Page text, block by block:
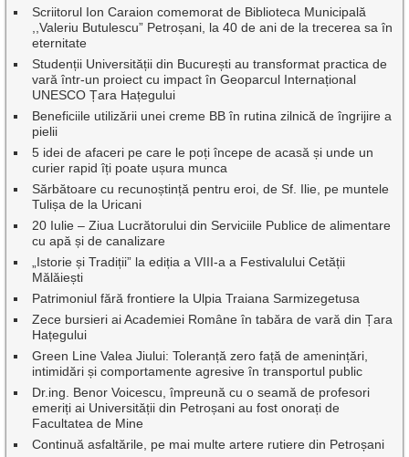
Scriitorul Ion Caraion comemorat de Biblioteca Municipală
,,Valeriu Butulescu” Petroșani, la 40 de ani de la trecerea sa în
eternitate
Studenții Universității din București au transformat practica de
vară într-un proiect cu impact în Geoparcul Internațional
UNESCO Țara Hațegului
Beneficiile utilizării unei creme BB în rutina zilnică de îngrijire a
pielii
5 idei de afaceri pe care le poți începe de acasă și unde un
curier rapid îți poate ușura munca
Sărbătoare cu recunoștință pentru eroi, de Sf. Ilie, pe muntele
Tulișa de la Uricani
20 Iulie – Ziua Lucrătorului din Serviciile Publice de alimentare
cu apă și de canalizare
„Istorie și Tradiții” la ediția a VIII-a a Festivalului Cetății
Mălăiești
Patrimoniul fără frontiere la Ulpia Traiana Sarmizegetusa
Zece bursieri ai Academiei Române în tabăra de vară din Țara
Hațegului
Green Line Valea Jiului: Toleranță zero față de amenințări,
intimidări și comportamente agresive în transportul public
Dr.ing. Benor Voicescu, împreună cu o seamă de profesori
emeriți ai Universității din Petroșani au fost onorați de
Facultatea de Mine
Continuă asfaltările, pe mai multe artere rutiere din Petroșani